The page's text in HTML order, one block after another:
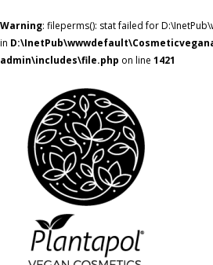
Warning: fileperms(): stat failed for
in
admin\includes\file.php on line 1421